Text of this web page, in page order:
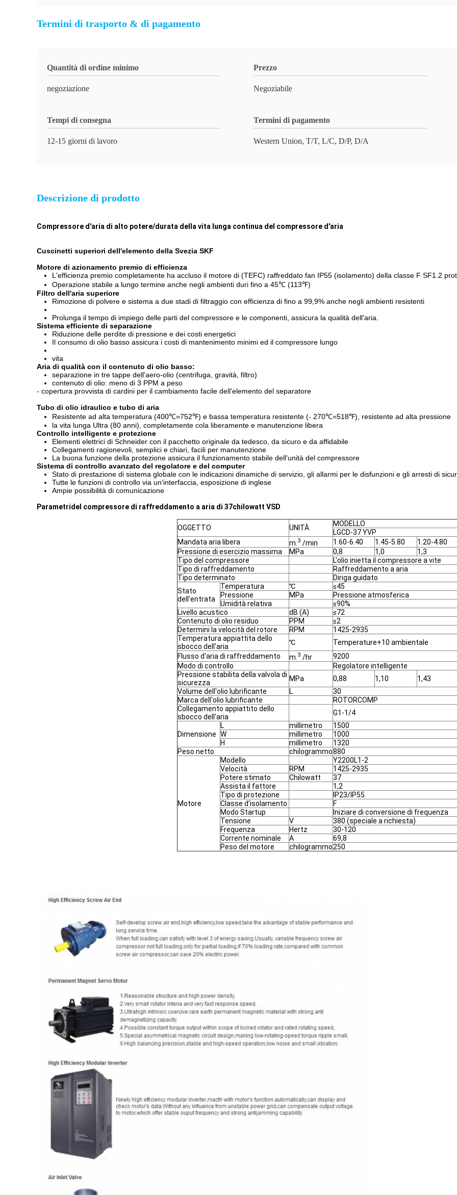
Termini di trasporto & di pagamento
Quantità di ordine minimo
negoziazione
Prezzo
Negoziabile
Tempi di consegna
12-15 giorni di lavoro
Termini di pagamento
Western Union, T/T, L/C, D/P, D/A
Descrizione di prodotto
Compressore d'aria di alto potere/durata della vita lunga continua del compressore d'aria
Cuscinetti superiori dell'elemento della Svezia SKF
Motore di azionamento premio di efficienza
L'efficienza premio completamente ha accluso il motore di (TEFC) raffreddato fan IP55 (isolamento) della classe F SF1.2
Operazione stabile a lungo termine anche negli ambienti duri fino a 45℃ (113℉)
Filtro dell'aria superiore
Rimozione di polvere e sistema a due stadi di filtraggio con efficienza di fino a 99,9% anche negli ambienti resistenti
Prolunga il tempo di impiego delle parti del compressore e le componenti, assicura la qualità dell'aria.
Sistema efficiente di separazione
Riduzione delle perdite di pressione e dei costi energetici
Il consumo di olio basso assicura i costi di mantenimento minimi ed il compressore lungo
vita
Aria di qualità con il contenuto di olio basso:
separazione in tre tappe dell'aero-olio (centrifuga, gravità, filtro)
contenuto di olio: meno di 3 PPM a peso
- copertura provvista di cardini per il cambiamento facile dell'elemento del separatore
Tubo di olio idraulico e tubo di aria
Resistente ad alta temperatura (400℃=752℉) e bassa temperatura resistente (- 270℃=518℉), resistente ad alta pressione
la vita lunga Ultra (80 anni), completamente cola liberamente e manutenzione libera
Controllo intelligente e protezione
Elementi elettrici di Schneider con il pacchetto originale da tedesco, da sicuro e da affidabile
Collegamenti ragionevoli, semplici e chiari, facili per manutenzione
La buona funzione della protezione assicura il funzionamento stabile dell'unità del compressore
Sistema di controllo avanzato del regolatore e del computer
Stato di prestazione di sistema globale con le indicazioni dinamiche di servizio, gli allarmi per le disfunzioni e gli arresti di
Tutte le funzioni di controllo via un'interfaccia, esposizione di inglese
Ampie possibilità di comunicazione
Parametridel compressore di raffreddamento a aria di 37chilowatt VSD
OGGETTO UNITÀ
MODELLO
LGCD-37 YVP
Mandata aria libera
m. 3 /min 1.60-6.40 1.45-5.80 1.20-4.80
Pressione di esercizio massima
MPa 0,8 1,0 1,3
Tipo del compressore
L'olio inietta il compressore a vite
Tipo di raffreddamento
Raffreddamento a aria
Tipo determinato
Diriga guidato
Stato
dell'entrata
Temperatura ℃
≤45
Pressione
MPa
Pressione atmosferica
Umidità relativa
≤90%
Livello acustico
dB (A)
≤72
Contenuto di olio residuo
PPM
≤2
Determini la velocità del rotore
RPM
1425-2935
Temperatura appiattita dello
sbocco dell'aria
℃
Temperature+10 ambientale
Flusso d'aria di raffreddamento
m. 3 /hr
9200
Modo di controllo
Regolatore intelligente
Pressione stabilita della valvola di
sicurezza
MPa 0,88 1,10 1,43
Volume dell'olio lubrificante
L
30
Marca dell'olio lubrificante
ROTORCOMP
Collegamento appiattito dello
sbocco dell'aria
G1-1/4
Dimensione
L millimetro
1500
W
millimetro
1000
H
millimetro
1320
Peso netto
chilogrammo880
Motore
Modello
Y2200L1-2
Velocità
RPM
1425-2935
Potere stimato
Chilowatt
37
Assista il fattore
1,2
Tipo di protezione
IP23/IP55
Classe d'isolamento
F
Modo Startup
Iniziare di conversione di frequenza
Tensione
V
380 (speciale a richiesta)
Frequenza
Hertz
30-120
Corrente nominale
A
69,8
Peso del motore
chilogrammo250